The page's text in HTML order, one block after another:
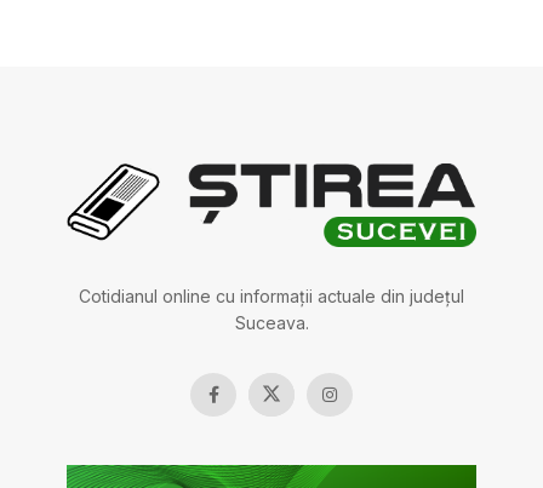
Cotidianul online cu informații actuale din județul
Suceava.